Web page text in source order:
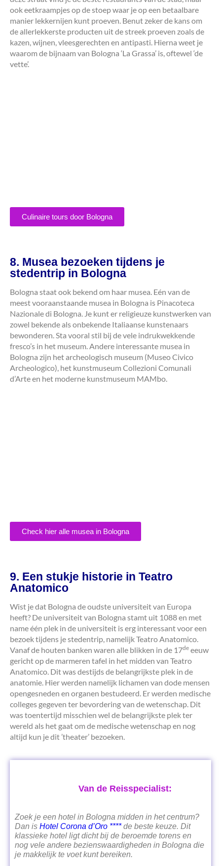
ook eetkraampjes op de stoep waar je op een betaalbare
manier lekkernijen kunt proeven. Benut zeker de kans om
de allerlekkerste producten uit de streek proeven zoals de
kazen, wijnen, vleesgerechten en antipasti. Hierna weet je
waarom de bijnaam van Bologna ‘La Grassa’ is, oftewel ‘de
vette’.
Culinaire tours door Bologna
8. Musea bezoeken tijdens je
stedentrip in Bologna
Bologna staat ook bekend om haar musea. Eén van de
meest vooraanstaande musea in Bologna is Pinacoteca
Nazionale di Bologna. Je kunt er religieuze kunstwerken van
zowel bekende als onbekende Italiaanse kunstenaars
bewonderen. Sta vooral stil bij de vele indrukwekkende
fresco’s in het museum. Andere interessante musea in
Bologna zijn het archeologisch museum (Museo Civico
Archeologico), het kunstmuseum Collezioni Comunali
d’Arte en het moderne kunstmuseum MAMbo.
Check hier alle musea in Bologna
9. Een stukje historie in Teatro
Anatomico
Wist je dat Bologna de oudste universiteit van Europa
heeft? De universiteit van Bologna stamt uit 1088 en met
name één plek in de universiteit is erg interessant voor een
bezoek tijdens je stedentrip, namelijk Teatro Anatomico.
Vanaf de houten banken waren alle blikken in de 17de eeuw
gericht op de marmeren tafel in het midden van Teatro
Anatomico. Dit was destijds de belangrijkste plek in de
anatomie. Hier werden namelijk lichamen van dode mensen
opengesneden en organen bestudeerd. Er werden medische
colleges gegeven ter bevordering van de wetenschap. Dit
was toentertijd misschien wel de belangrijkste plek ter
wereld als het gaat om de medische wetenschap en nog
altijd kun je dit ’theater’ bezoeken.
Van de Reisspecialist:
Zoek je een hotel in Bologna midden in het centrum?
Dan is Hotel Corona d’Oro ****de beste keuze. Dit
klassieke hotel ligt dicht bij de beroemde torens en
nog vele andere bezienswaardigheden in Bologna die
je makkelijk te voet kunt bereiken.